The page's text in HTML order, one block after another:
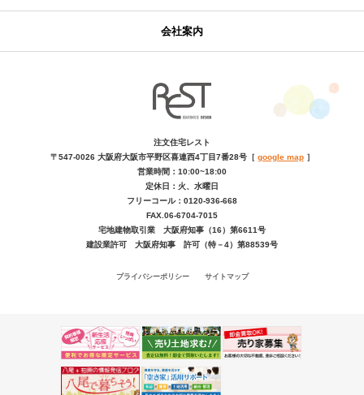
会社案内
注文住宅レスト
〒547-0026 大阪府大阪市平野区喜連西4丁目7番28号［ google map］
営業時間：10:00~18:00
定休日：火、水曜日
フリーコール：0120-936-668
FAX.06-6704-7015
宅地建物取引業 大阪府知事（16）第6611号
建設業許可 大阪府知事 許可（特－4）第88539号
プライバシーポリシー サイトマップ